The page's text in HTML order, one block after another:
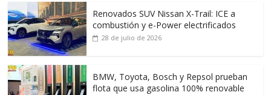
Renovados SUV Nissan X-Trail: ICE a
combustión y e-Power electrificados
28 de julio de 2026
BMW, Toyota, Bosch y Repsol prueban
flota que usa gasolina 100% renovable